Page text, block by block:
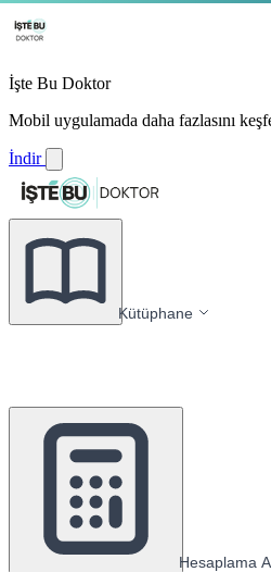
İşte Bu Doktor
Mobil uygulamada daha fazlasını
İndir
Kütüphane
Hesaplama